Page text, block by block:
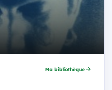
Ma bibliothèque